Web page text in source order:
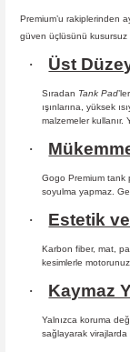
Premium’u rakiplerinden
güven üçlüsünü kusursuz
· Üst
Sıradan Tank Pad
ışınlarına, yüksek
malzemeler kullanır.
·
Gogo Premium tank
soyulma yapmaz.
· Estetik
Karbon fiber, mat,
kesimlerle
· Kaymaz
Yalnızca koruma
sağlayarak virajlarda